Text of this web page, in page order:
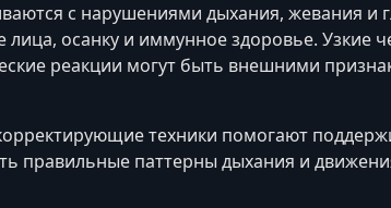
с нарушениями дыхания, жевания и
осанку и иммунное здоровье. Узкие
реакции могут быть внешними
техники помогают
правильные паттерны дыхания и